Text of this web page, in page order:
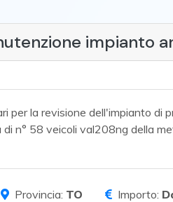
impianto
per la revisione dell'impianto di
n° 58 veicoli val208ng della
Provincia: TO Importo: